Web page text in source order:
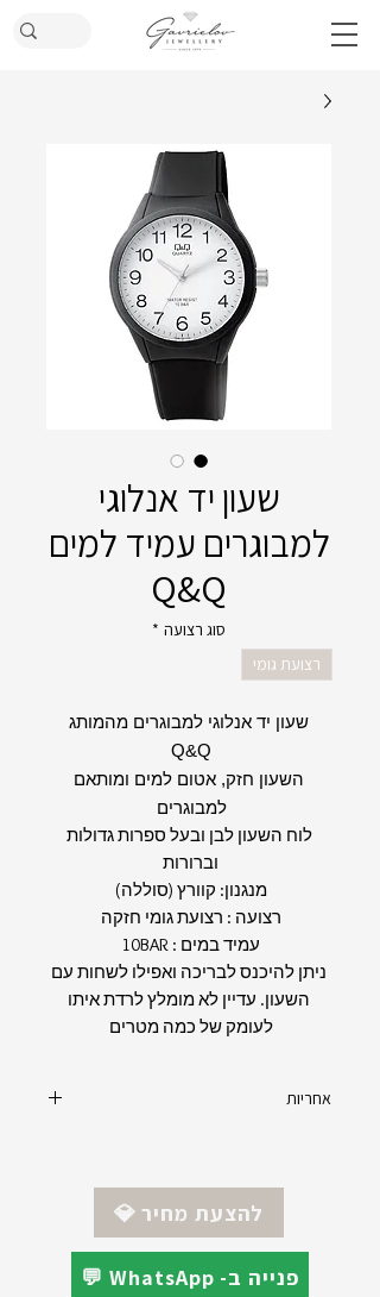
שעון יד אנלוגי
למבוגרים עמיד למים
Q&Q
סוג רצועה *
רצועת גומי
שעון יד אנלוגי למבוגרים מהמותג
Q&Q
השעון חזק, אטום למים ומותאם
למבוגרים
לוח השעון לבן ובעל ספרות גדולות
וברורות
מנגנון: קוורץ (סוללה)
רצועה : רצועת גומי חזקה
עמיד במים : 10BAR
ניתן להיכנס לבריכה ואפילו לשחות עם
השעון. עדיין לא מומלץ לרדת איתו
לעומק של כמה מטרים
אחריות
💎 להצעת מחיר
💬 WhatsApp -פנייה ב